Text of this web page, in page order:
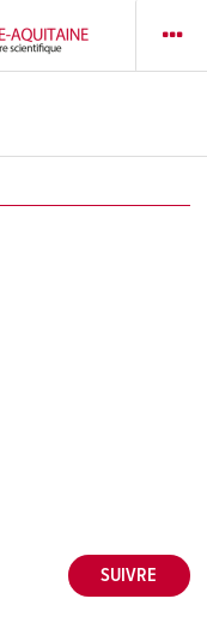
SUIVRE